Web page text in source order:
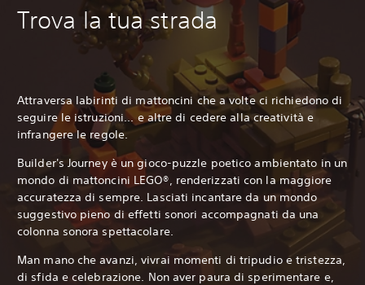
Trova la tua strada
Attraversa labirinti di mattoncini che a volte ci richiedono di
seguire le istruzioni... e altre di cedere alla creatività e
infrangere le regole.
Builder's Journey è un gioco-puzzle poetico ambientato in un
mondo di mattoncini LEGO®, renderizzati con la maggiore
accuratezza di sempre. Lasciati incantare da un mondo
suggestivo pieno di effetti sonori accompagnati da una
colonna sonora spettacolare.
Man mano che avanzi, vivrai momenti di tripudio e tristezza,
di sfida e celebrazione. Non aver paura di sperimentare e,